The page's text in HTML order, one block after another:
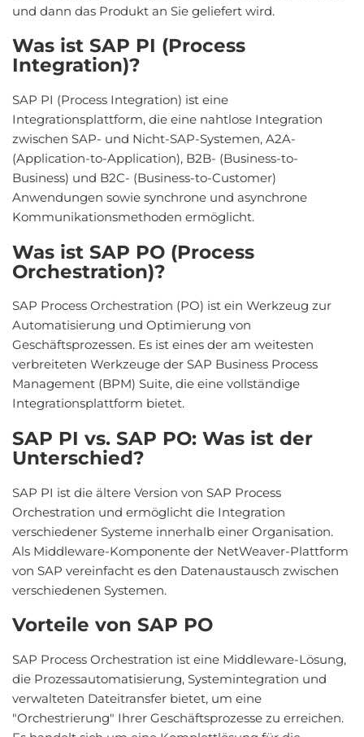
und dann das Produkt an Sie geliefert wird.
Was ist SAP PI (Process
Integration)?
SAP PI (Process Integration) ist eine
Integrationsplattform, die eine nahtlose Integration
zwischen SAP- und Nicht-SAP-Systemen, A2A-
(Application-to-Application), B2B- (Business-to-
Business) und B2C- (Business-to-Customer)
Anwendungen sowie synchrone und asynchrone
Kommunikationsmethoden ermöglicht.
Was ist SAP PO (Process
Orchestration)?
SAP Process Orchestration (PO) ist ein Werkzeug zur
Automatisierung und Optimierung von
Geschäftsprozessen. Es ist eines der am weitesten
verbreiteten Werkzeuge der SAP Business Process
Management (BPM) Suite, die eine vollständige
Integrationsplattform bietet.
SAP PI vs. SAP PO: Was ist der
Unterschied?
SAP PI ist die ältere Version von SAP Process
Orchestration und ermöglicht die Integration
verschiedener Systeme innerhalb einer Organisation.
Als Middleware-Komponente der NetWeaver-Plattform
von SAP vereinfacht es den Datenaustausch zwischen
verschiedenen Systemen.
Vorteile von SAP PO
SAP Process Orchestration ist eine Middleware-Lösung,
die Prozessautomatisierung, Systemintegration und
verwalteten Dateitransfer bietet, um eine
"Orchestrierung" Ihrer Geschäftsprozesse zu erreichen.